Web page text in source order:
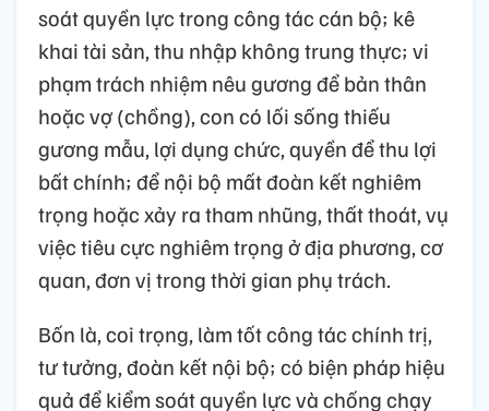
soát quyền lực trong công tác cán bộ; kê
khai tài sản, thu nhập không trung thực; vi
phạm trách nhiệm nêu gương để bản thân
hoặc vợ (chồng), con có lối sống thiếu
gương mẫu, lợi dụng chức, quyền để thu lợi
bất chính; để nội bộ mất đoàn kết nghiêm
trọng hoặc xảy ra tham nhũng, thất thoát, vụ
việc tiêu cực nghiêm trọng ở địa phương, cơ
quan, đơn vị trong thời gian phụ trách.
Bốn là, coi trọng, làm tốt công tác chính trị,
tư tưởng, đoàn kết nội bộ; có biện pháp hiệu
quả để kiểm soát quyền lực và chống chạy